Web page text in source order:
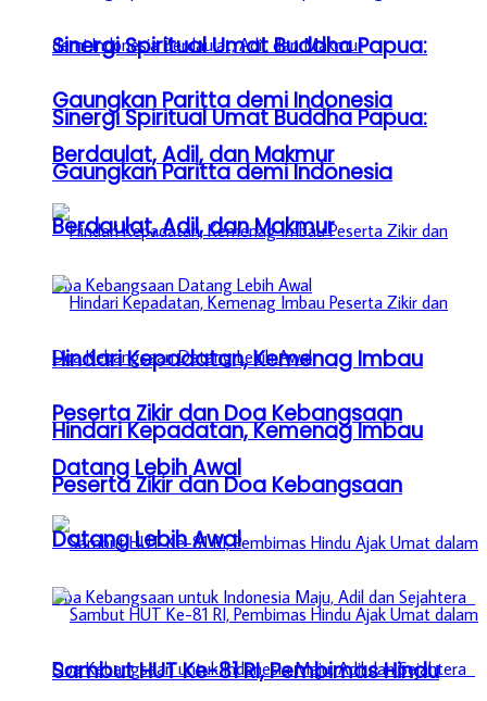
Sinergi Spiritual Umat Buddha Papua:
Gaungkan Paritta demi Indonesia
Berdaulat, Adil, dan Makmur
Hindari Kepadatan, Kemenag Imbau
Peserta Zikir dan Doa Kebangsaan
Datang Lebih Awal
Sambut HUT Ke-81 RI, Pembimas Hindu
Sinergi Spiritual Umat Buddha Papua:
Gaungkan Paritta demi Indonesia
Berdaulat, Adil, dan Makmur
Hindari Kepadatan, Kemenag Imbau
Peserta Zikir dan Doa Kebangsaan
Datang Lebih Awal